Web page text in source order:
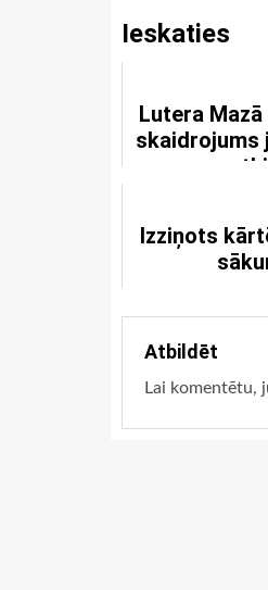
Ieskaties
Lutera
skaidrojums
un
Izziņots
Atbildēt
Lai komentētu,